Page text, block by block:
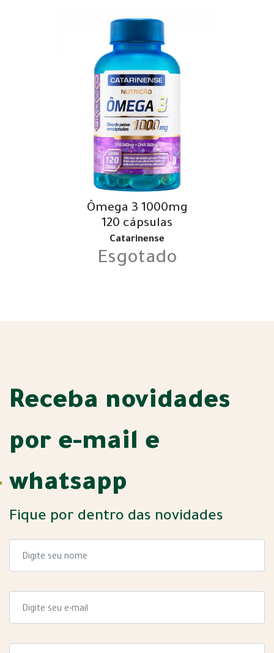
Ômega 3 1000mg
120 cápsulas
Catarinense
Esgotado
Receba novidades
por e-mail e
whatsapp
Fique por dentro das novidades